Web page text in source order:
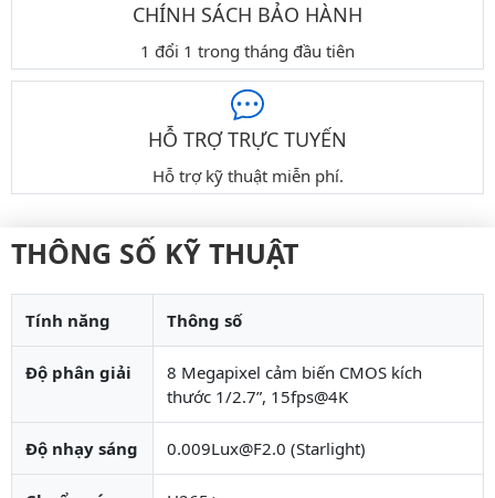
CHÍNH SÁCH BẢO HÀNH
1 đổi 1 trong tháng đầu tiên
HỖ TRỢ TRỰC TUYẾN
Hỗ trợ kỹ thuật miễn phí.
THÔNG SỐ KỸ THUẬT
Tính năng Thông số
Độ phân giải
8 Megapixel cảm biến CMOS kích
thước 1/2.7”, 15fps@4K
Độ nhạy sáng 0.009Lux@F2.0 (Starlight)